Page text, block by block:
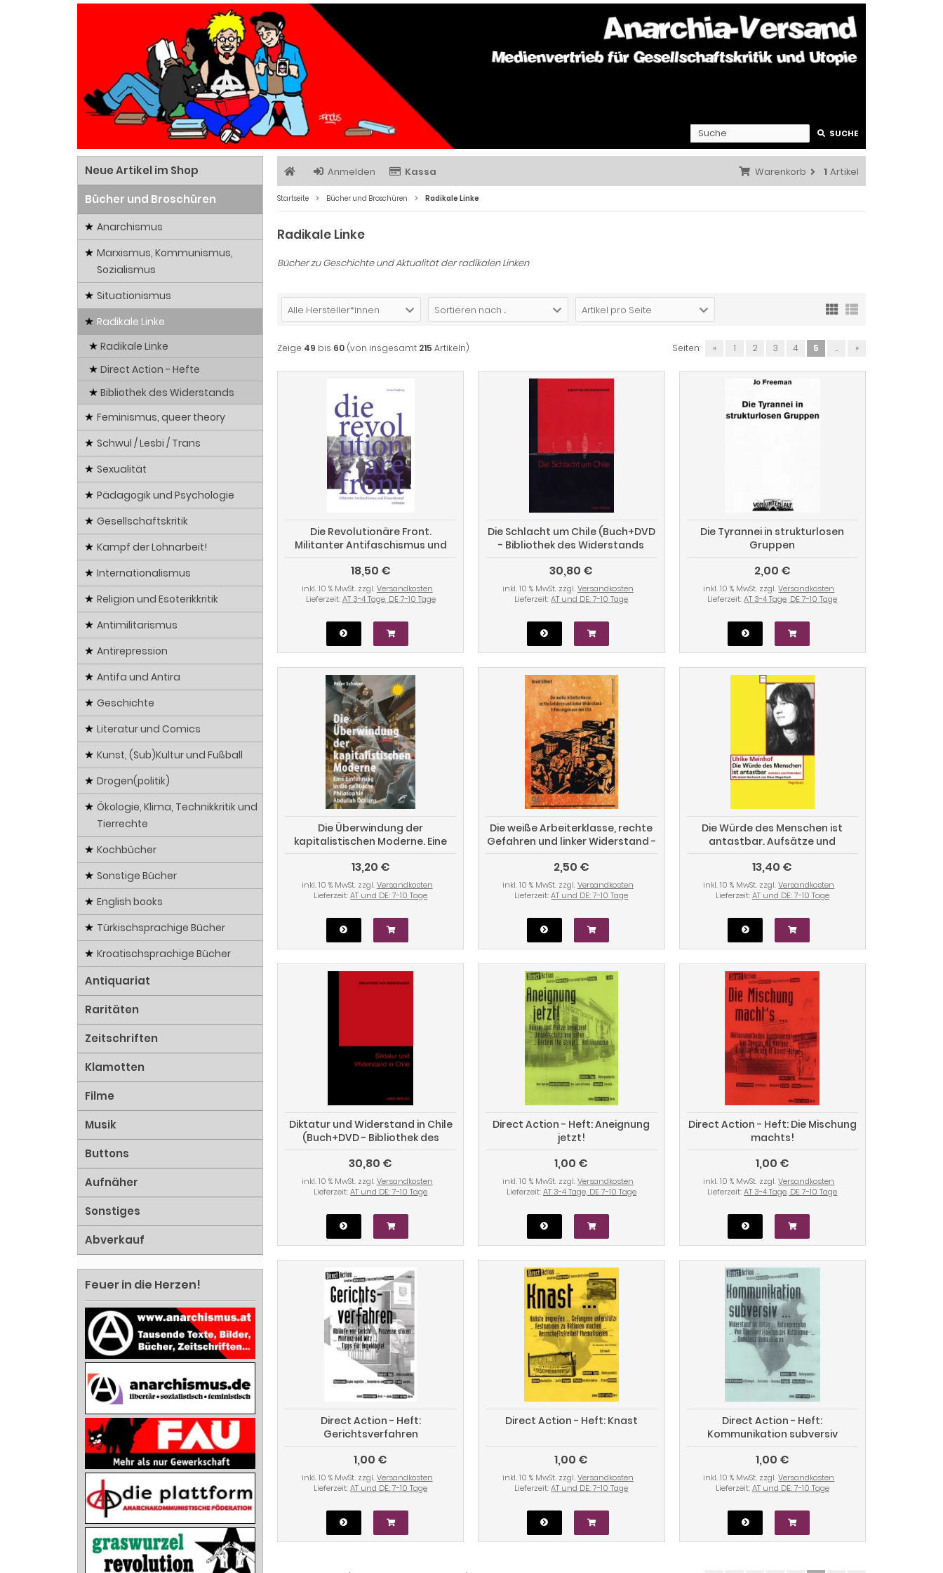
SUCHE
Anmelden Kassa Warenkorb 1 Artikel
Startseite Bücher und Broschüren Radikale Linke
Radikale Linke
Bücher zu Geschichte und Aktualität der radikalen Linken
Alle Hersteller*innen Sortieren nach ... Artikel pro Seite
Zeige 49 bis 60 (von insgesamt 215 Artikeln) Seiten: « 1 2 3 4 5 ... »
Die Revolutionäre Front.
Militanter Antifaschismus und
Klassenkampf (Schweden)
18,50 €
inkl. 10 % MwSt. zzgl.Versandkosten
Lieferzeit:AT 3-4 Tage, DE 7-10 Tage
Die Schlacht um Chile (Buch+DVD
- Bibliothek des Widerstands
Band 7)
30,80 €
inkl. 10 % MwSt. zzgl.Versandkosten
Lieferzeit:AT und DE: 7-10 Tage
Die Tyrannei in strukturlosen
Gruppen
2,00 €
inkl. 10 % MwSt. zzgl.Versandkosten
Lieferzeit:AT 3-4 Tage, DE 7-10 Tage
Die Überwindung der
kapitalistischen Moderne. Eine
Einführung in die politische
Philosophie Abdullah Öcalans
13,20 €
inkl. 10 % MwSt. zzgl.Versandkosten
Lieferzeit:AT und DE: 7-10 Tage
Die weiße Arbeiterklasse, rechte
Gefahren und linker Widerstand -
Erfahrungen aus den USA
2,50 €
inkl. 10 % MwSt. zzgl.Versandkosten
Lieferzeit:AT und DE: 7-10 Tage
Die Würde des Menschen ist
antastbar. Aufsätze und
Polemiken
13,40 €
inkl. 10 % MwSt. zzgl.Versandkosten
Lieferzeit:AT und DE: 7-10 Tage
Diktatur und Widerstand in Chile
(Buch+DVD - Bibliothek des
Widerstands Band 29)
30,80 €
inkl. 10 % MwSt. zzgl.Versandkosten
Lieferzeit:AT und DE: 7-10 Tage
Direct Action - Heft: Aneignung
jetzt!
1,00 €
inkl. 10 % MwSt. zzgl.Versandkosten
Lieferzeit:AT 3-4 Tage, DE 7-10 Tage
Direct Action - Heft: Die Mischung
machts!
1,00 €
inkl. 10 % MwSt. zzgl.Versandkosten
Lieferzeit:AT 3-4 Tage, DE 7-10 Tage
Direct Action - Heft:
Gerichtsverfahren
1,00 €
inkl. 10 % MwSt. zzgl.Versandkosten
Lieferzeit:AT und DE: 7-10 Tage
Direct Action - Heft: Knast
1,00 €
inkl. 10 % MwSt. zzgl.Versandkosten
Lieferzeit:AT und DE: 7-10 Tage
Direct Action - Heft:
Kommunikation subversiv
1,00 €
inkl. 10 % MwSt. zzgl.Versandkosten
Lieferzeit:AT und DE: 7-10 Tage
Neue Artikel im Shop
Bücher und Broschüren
Anarchismus
Marxismus, Kommunismus,
Sozialismus
Situationismus
Radikale Linke
Radikale Linke
Direct Action - Hefte
Bibliothek des Widerstands
Feminismus, queer theory
Schwul / Lesbi / Trans
Sexualität
Pädagogik und Psychologie
Gesellschaftskritik
Kampf der Lohnarbeit!
Internationalismus
Religion und Esoterikkritik
Antimilitarismus
Antirepression
Antifa und Antira
Geschichte
Literatur und Comics
Kunst, (Sub)Kultur und Fußball
Drogen(politik)
Ökologie, Klima, Technikkritik und
Tierrechte
Kochbücher
Sonstige Bücher
English books
Türkischsprachige Bücher
Kroatischsprachige Bücher
Antiquariat
Raritäten
Zeitschriften
Klamotten
Filme
Musik
Buttons
Aufnäher
Sonstiges
Abverkauf
Feuer in die Herzen!